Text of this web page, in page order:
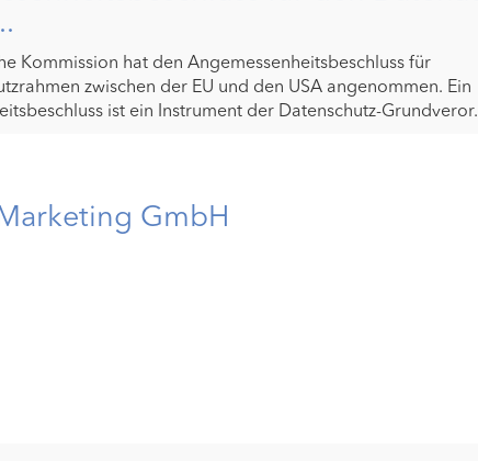
Kommission hat den Angemessenheitsbeschluss für
zwischen der EU und den USA angenommen. Ein
ist ein Instrument der Datenschutz-
GmbH